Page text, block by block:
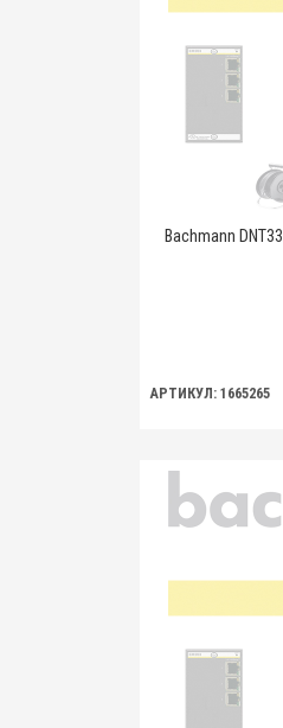
Bachmann DNT33I
АРТИКУЛ: 1665265